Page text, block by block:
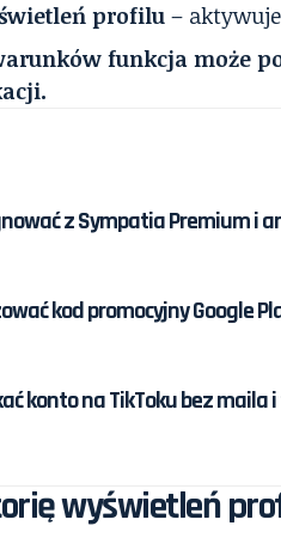
profilu –
funkcja może
z Sympatia Premium i
kod promocyjny Google
konto na TikToku bez maila
wyświetleń